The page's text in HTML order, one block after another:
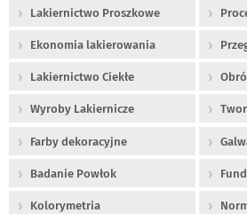
Lakiernictwo Proszkowe
Ekonomia lakierowania
Lakiernictwo Ciekłe
Wyroby Lakiernicze
Farby dekoracyjne
Badanie Powłok
Kolorymetria